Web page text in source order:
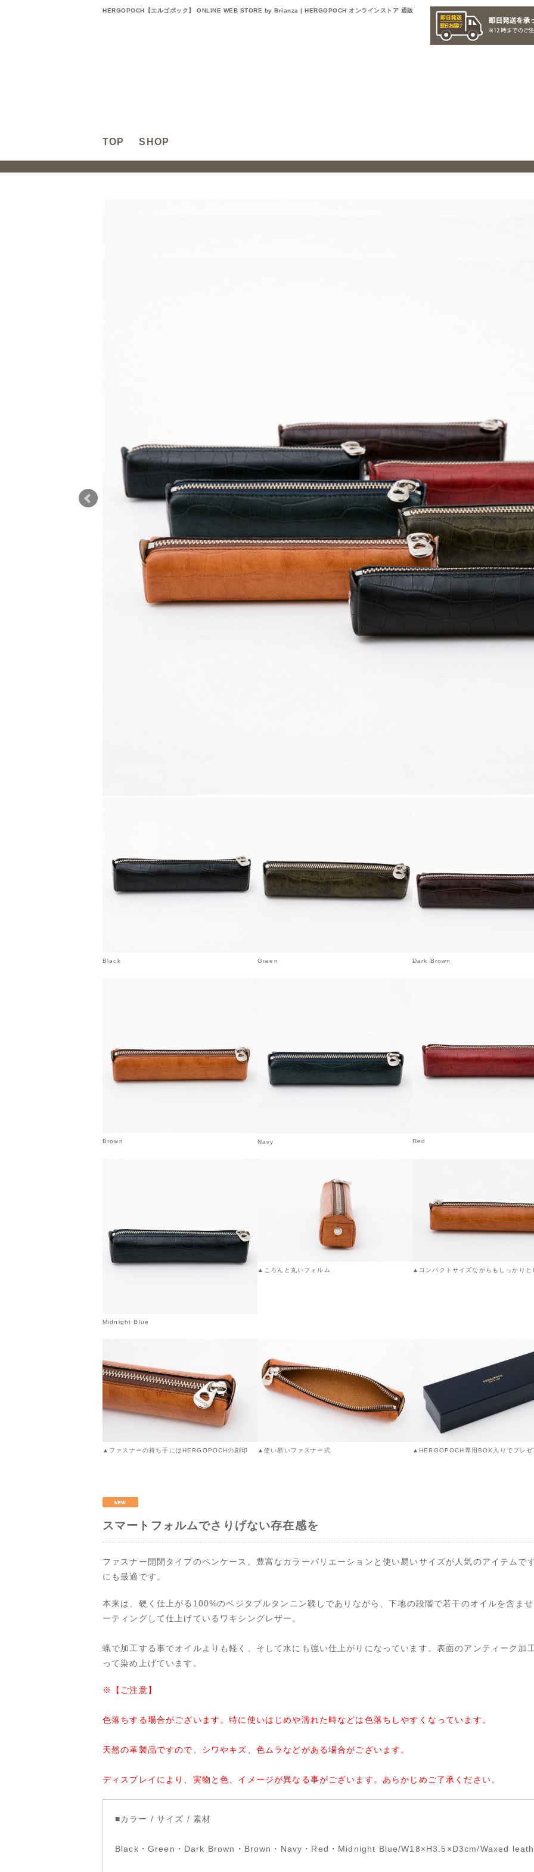
HERGOPOCH【エルゴポック】 ONLINE WEB STORE by Brianza | HERGOPOCH オンラインストア 通販
TOP SHOP
Black Green Dark Brown
Brown Navy Red
Midnight Blue
▲ころんと丸いフォルム ▲コンパクトサイズながらもしっかりと
▲ファスナーの持ち手にはHERGOPOCHの刻印 ▲使い易いファスナー式 ▲HERGOPOCH専用BOX入りでプレゼ
スマートフォルムでさりげない存在感を
ファスナー開閉タイプのペンケース。豊富なカラーバリエーションと使い易いサイズが人気のアイテムで
にも最適です。
本来は、硬く仕上がる100%のベジタブルタンニン鞣しでありながら、下地の段階で若干のオイルを含ま
ーティングして仕上げているワキシングレザー。
蝋で加工する事でオイルよりも軽く、そして水にも強い仕上がりになっています。表面のアンティーク加
って染め上げています。
※【ご注意】
色落ちする場合がございます。特に使いはじめや濡れた時などは色落ちしやすくなっています。
天然の革製品ですので、シワやキズ、色ムラなどがある場合がございます。
ディスプレイにより、実物と色、イメージが異なる事がございます。あらかじめご了承ください。
■カラー / サイズ / 素材
Black・Green・Dark Brown・Brown・Navy・Red・Midnight Blue/W18×H3.5×D3cm/Waxed